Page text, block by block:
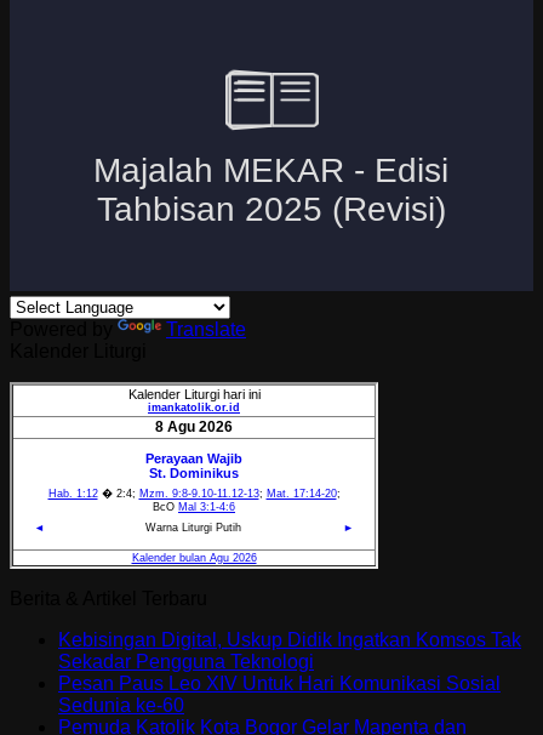
Translate
Kebisingan Digital, Uskup Didik Ingatkan Komsos Tak
Sekadar Pengguna Teknologi
Pesan Paus Leo XIV Untuk Hari Komunikasi Sosial
Sedunia ke-60
Pemuda Katolik Kota Bogor Gelar Mapenta dan